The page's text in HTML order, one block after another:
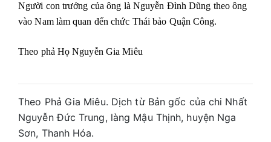
Người con trưởng của ông là Nguyễn Đình Dũng theo ông
vào Nam làm quan đến chức Thái bảo Quận Công.
Theo phả Họ Nguyễn Gia Miêu
Theo Phả Gia Miêu. Dịch từ Bản gốc của chi Nhất
Nguyễn Đức Trung, làng Mậu Thịnh, huyện Nga
Sơn, Thanh Hóa.